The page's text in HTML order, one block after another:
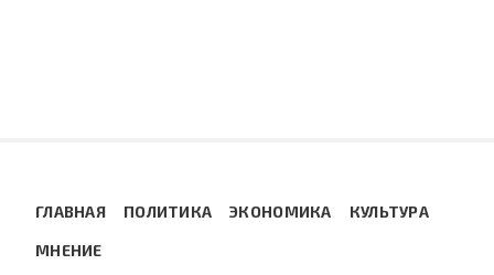
ГЛАВНАЯ ПОЛИТИКА ЭКОНОМИКА КУЛЬТУРА
МНЕНИЕ